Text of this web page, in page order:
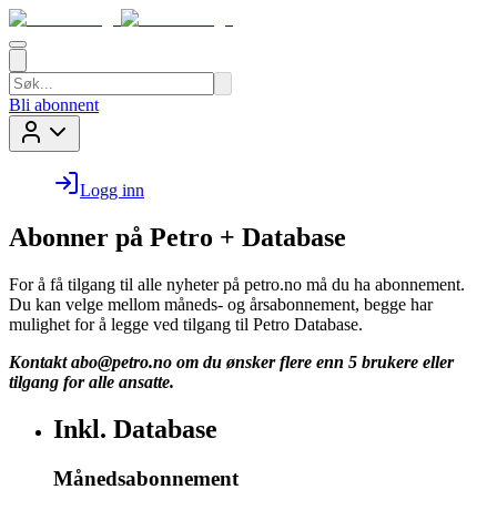
Bli abonnent
Logg inn
Abonner på Petro + Database
For å få tilgang til alle nyheter på petro.no må du ha abonnement.
Du kan velge mellom måneds- og årsabonnement, begge har
mulighet for å legge ved tilgang til Petro Database.
Kontakt abo@petro.no om du ønsker flere enn 5 brukere eller
tilgang for alle ansatte.
Inkl. Database
Månedsabonnement